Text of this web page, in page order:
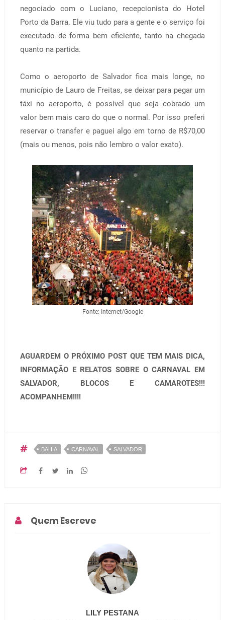
negociado com o Luciano, recepcionista do Hotel
Porto da Barra. Ele viu tudo para a gente e o serviço foi
executado de forma bem eficiente, tanto na chegada
quanto na partida.
Como o aeroporto de Salvador fica mais longe, no
município de Lauro de Freitas, se deixar para pegar um
táxi no aeroporto, é possível que seja cobrado um
valor bem mais caro do que o normal. Por isso preferi
reservar o transfer e paguei algo em torno de R$70,00
(mais ou menos, pois não lembro o valor exato).
Fonte: Internet/Google
AGUARDEM O PRÓXIMO POST QUE TEM MAIS DICA,
INFORMAÇÃO E RELATOS SOBRE O CARNAVAL EM
SALVADOR, BLOCOS E CAMAROTES!!!
ACOMPANHEM!!!!
BAHIA CARNAVAL SALVADOR
Quem Escreve
LILY PESTANA